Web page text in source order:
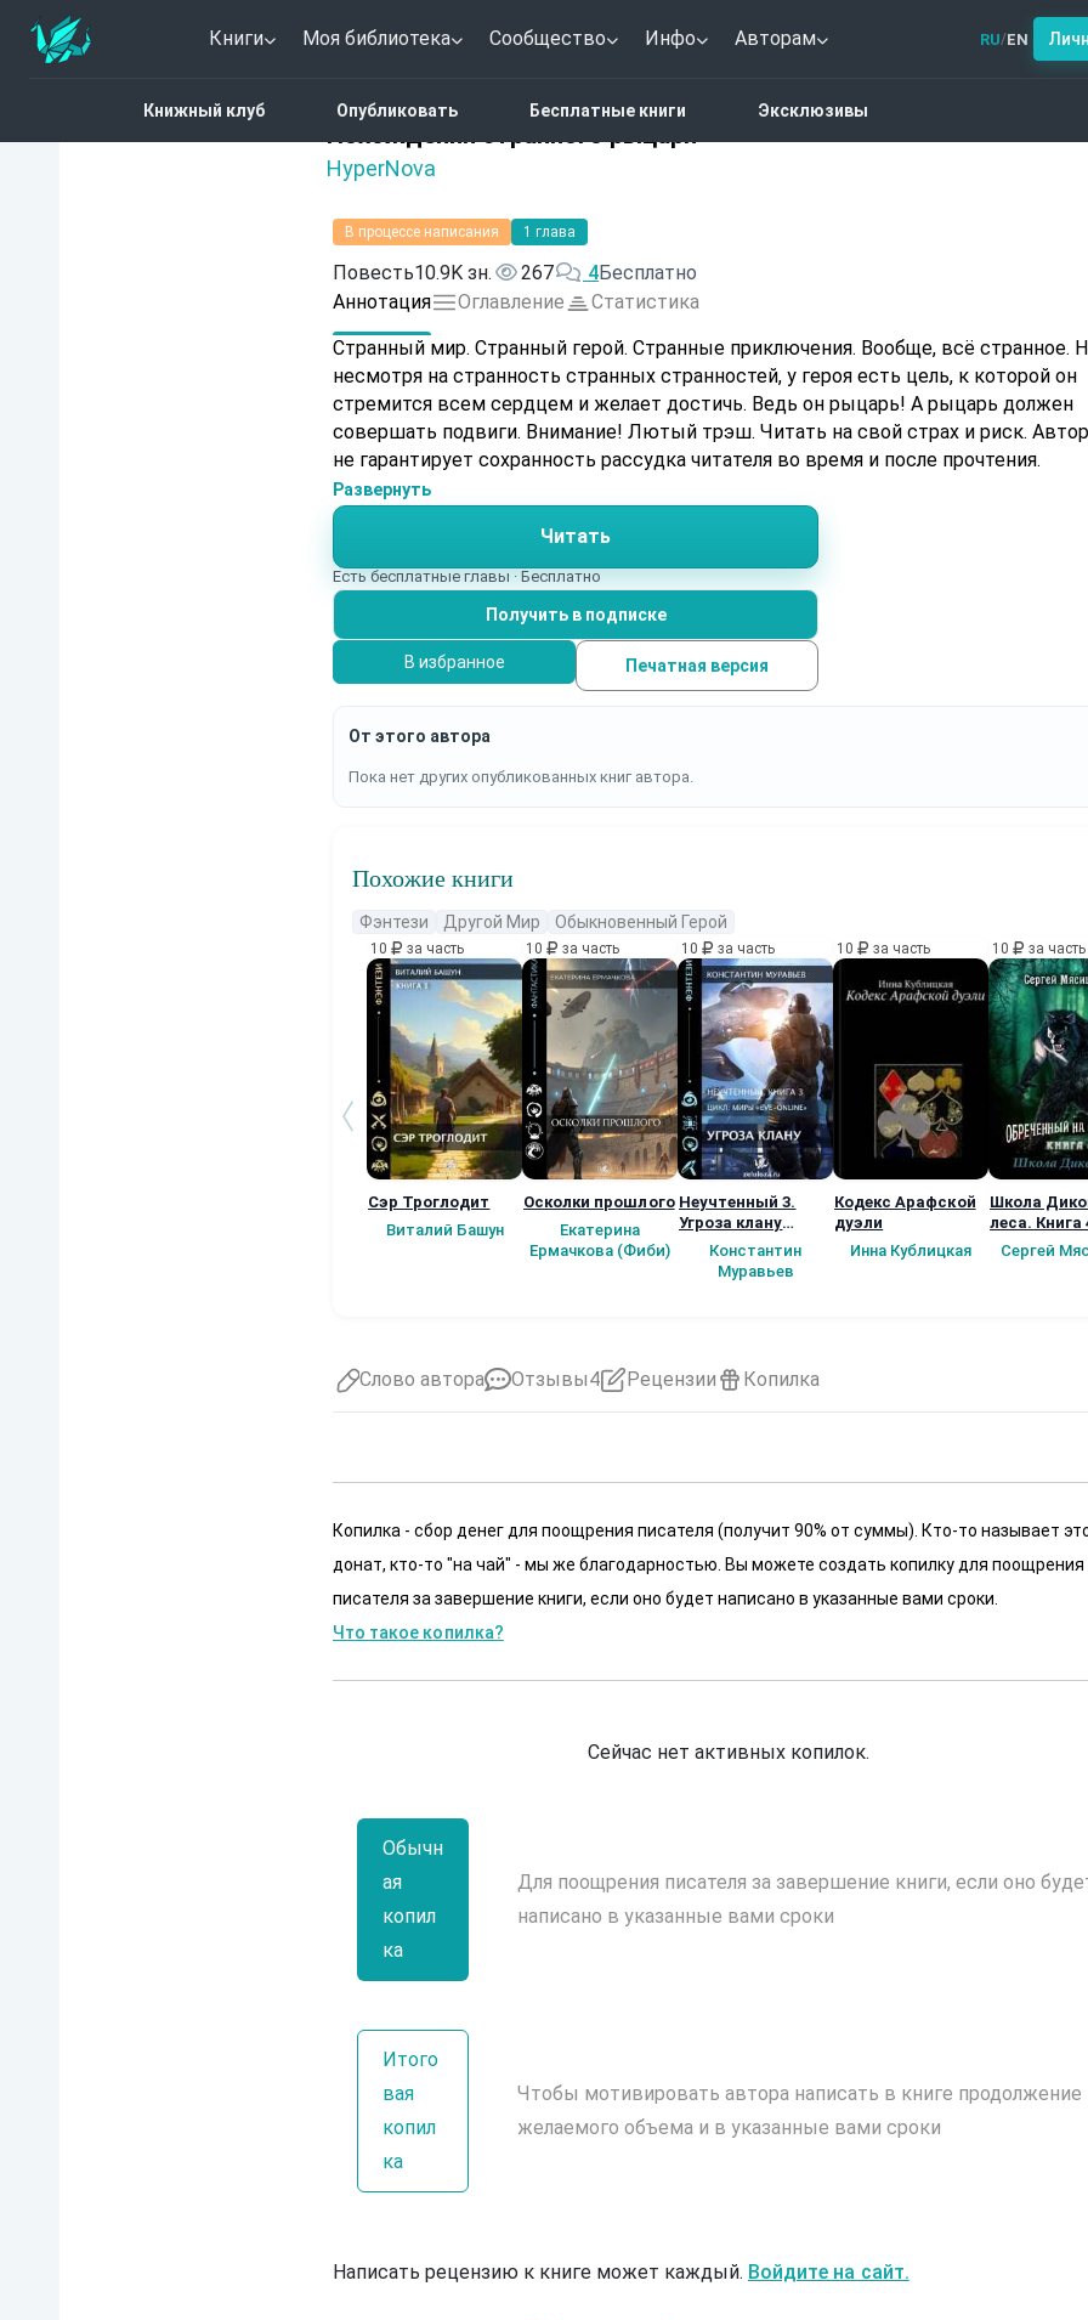
Книги Моя библиотека Сообщество Инфо Авторам RU/EN
Книжный клуб Опубликовать Бесплатные книги Эксклюзивы
Похождения странного рыцаря
HyperNova
Нет оценок
В процессе написания 1 глава
Повесть10.9K зн. 267 4Бесплатно
Аннотация
Оглавление
Статистика
Странный мир. Странный герой. Странные приключения. Вообще, всё странное.
несмотря на странность странных странностей, у героя есть цель, к которой он
стремится всем сердцем и желает достичь. Ведь он рыцарь! А рыцарь должен
совершать подвиги. Внимание! Лютый трэш. Читать на свой страх и риск. Автор
не гарантирует сохранность рассудка читателя во время и после прочтения.
Развернуть
Читать
Есть бесплатные главы · Бесплатно
Получить в подписке
В избранное Печатная версия
От этого автора
Пока нет других опубликованных книг автора.
Похожие книги
Фэнтези Другой Мир Обыкновенный Герой
10 за часть
Сэр Троглодит
Виталий Башун
10 за часть
Осколки прошлого
Екатерина
Ермачкова (Фиби)
10 за часть
Неучтенный 3.
Угроза клану
(Альтернативное
продолжение)
Константин
Муравьев
10 за часть
Кодекс Арафской
дуэли
Инна Кублицкая
10 за часть
Школа
леса. Книга
Сергей
Слово автора Отзывы4 Рецензии Копилка
Копилка - сбор денег для поощрения писателя (получит 90% от суммы). Кто-то называет
донат, кто-то "на чай" - мы же благодарностью. Вы можете создать копилку для поощрения
писателя за завершение книги, если оно будет написано в указанные вами сроки.
Что такое копилка?
Сейчас нет активных копилок.
Обычн
ая
копил
ка
Для поощрения писателя за завершение книги, если оно
написано в указанные вами сроки
Итого
вая
копил
ка
Чтобы мотивировать автора написать в книге продолжение
желаемого объема и в указанные вами сроки
Написать рецензию к книге может каждый. Войдите на сайт.